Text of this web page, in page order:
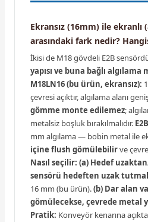
Ekransız (16mm) ile
arasındaki fark nedir?
İkisi de M18 gövdeli E2B
yapısı ve buna bağlı algılama
M18LN16 (bu ürün, ekransız):
çevresi açıktır, algılama alanı
gömme monte edilemez;
metalsiz boşluk bırakılmalıdır.
mm algılama — bobin metal ile
içine flush gömülebilirve
Nasıl seçilir: (a) Hedef
sensörü hedeften uzak
16 mm (bu ürün).(b) Dar alan
gömülecekse, çevrede metal
Pratik: Konveyör kenarına